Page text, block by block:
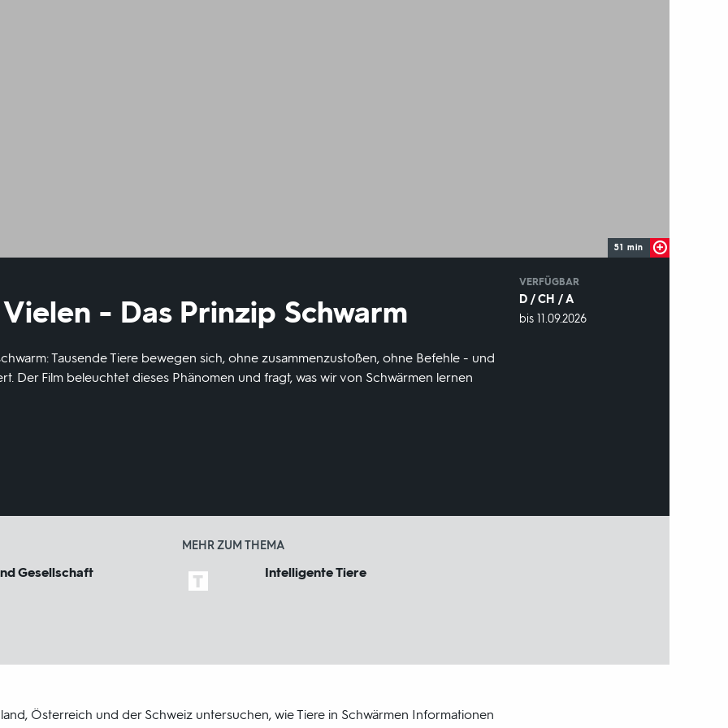
51 min
- Das Prinzip Schwarm
Tausende Tiere bewegen sich, ohne zusammenzustoßen, ohne Befehle - und
Der Film beleuchtet dieses Phänomen und fragt, was wir von Schwärmen lernen
VERFÜGBAR
D / CH / A
VERFÜGBAR
bis 11.09.2026
Gesellschaft
MEHR ZUM THEMA
Intelligente Tiere
Österreich und der Schweiz untersuchen, wie Tiere in Schwärmen Informationen